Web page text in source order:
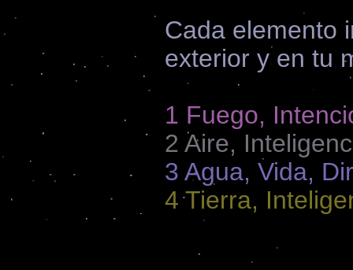
Cada elemento
exterior y en tu
1 Fuego,
2 Aire,
3 Agua, Vida,
4 Tierra,